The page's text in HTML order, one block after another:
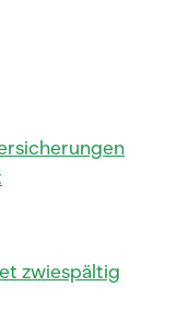
zwiespältig